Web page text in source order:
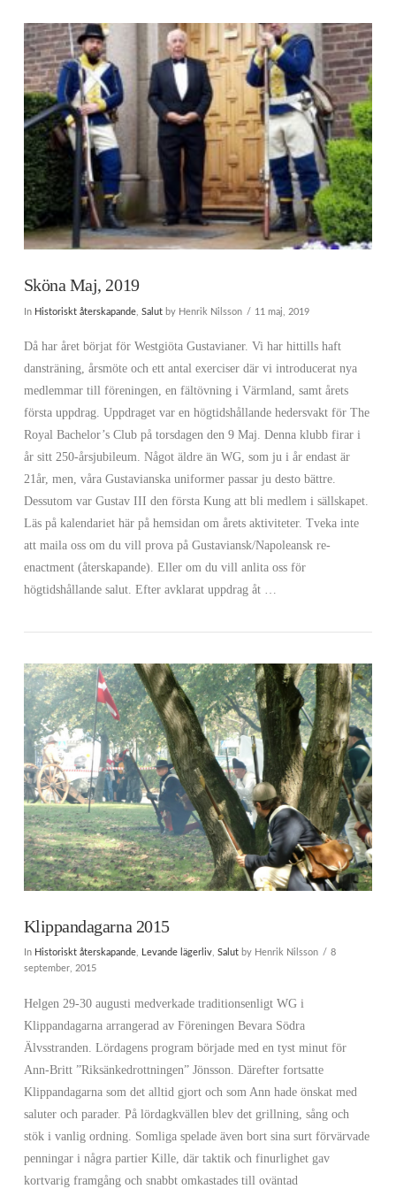
VIEW POST
Sköna Maj, 2019
In Historiskt återskapande, Salutby Henrik Nilsson 11 maj, 2019
Då har året börjat för Westgiöta Gustavianer. Vi har hittills haft
dansträning, årsmöte och ett antal exerciser där vi introducerat nya
medlemmar till föreningen, en fältövning i Värmland, samt årets
första uppdrag. Uppdraget var en högtidshållande hedersvakt för The
Royal Bachelor’s Club på torsdagen den 9 Maj. Denna klubb firar i
år sitt 250-årsjubileum. Något äldre än WG, som ju i år endast är
21år, men, våra Gustavianska uniformer passar ju desto bättre.
Dessutom var Gustav III den första Kung att bli medlem i sällskapet.
Läs på kalendariet här på hemsidan om årets aktiviteter. Tveka inte
att maila oss om du vill prova på Gustaviansk/Napoleansk re-
enactment (återskapande). Eller om du vill anlita oss för
högtidshållande salut. Efter avklarat uppdrag åt …
Klippandagarna 2015
In Historiskt återskapande, Levande lägerliv, Salutby Henrik Nilsson
8
september, 2015
Helgen 29-30 augusti medverkade traditionsenligt WG i
Klippandagarna arrangerad av Föreningen Bevara Södra
Älvsstranden. Lördagens program började med en tyst minut för
Ann-Britt ”Riksänkedrottningen” Jönsson. Därefter fortsatte
Klippandagarna som det alltid gjort och som Ann hade önskat med
saluter och parader. På lördagkvällen blev det grillning, sång och
stök i vanlig ordning. Somliga spelade även bort sina surt förvärvade
penningar i några partier Kille, där taktik och finurlighet gav
kortvarig framgång och snabbt omkastades till oväntad